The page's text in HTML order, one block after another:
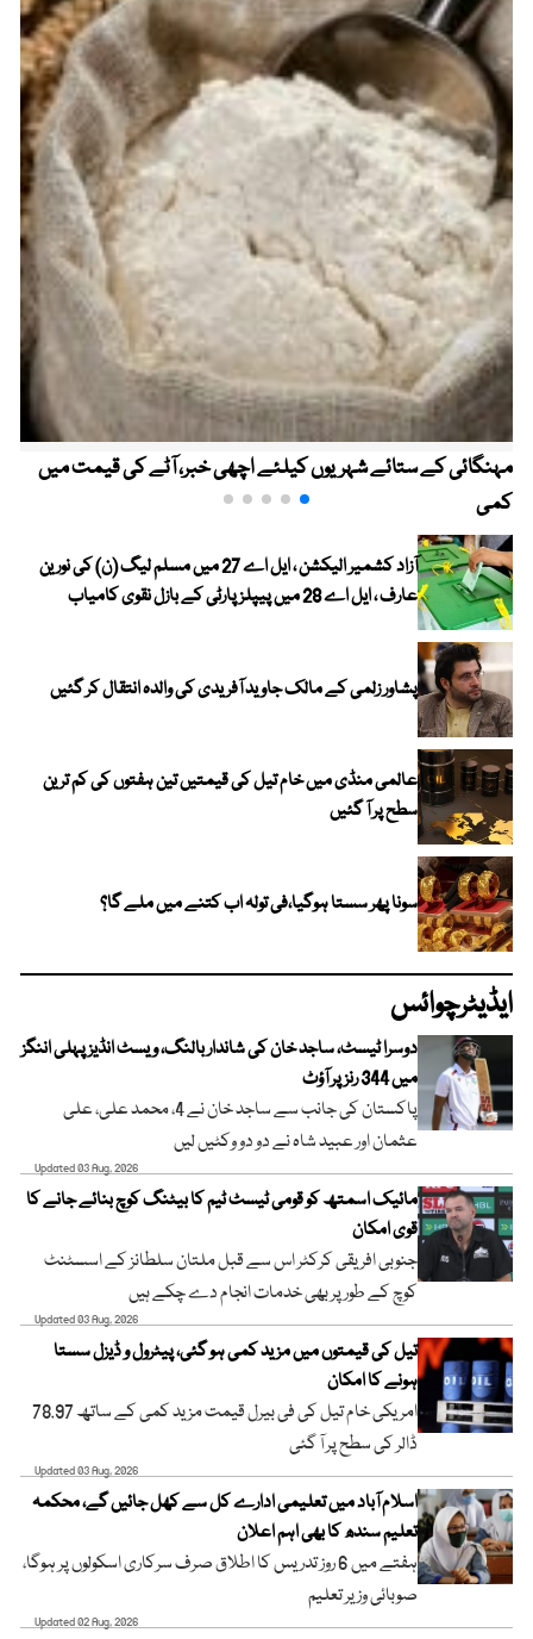
مہنگائی کے ستائے شہریوں کیلئے اچھی خبر، آٹے کی قیمت میں
کمی
آزاد کشمیر الیکشن ، ایل اے 27 میں مسلم لیگ (ن) کی نورین
عارف ، ایل اے 28 میں پیپلز پارٹی کے بازل نقوی کامیاب
پشاور زلمی کے مالک جاوید آفریدی کی والدہ انتقال کر گئیں
عالمی منڈی میں خام تیل کی قیمتیں تین ہفتوں کی کم ترین
سطح پر آ گئیں
سونا پھر سستا ہوگیا،فی تولہ اب کتنے میں ملے گا؟
ایڈیٹرچوائس
دوسرا ٹیسٹ، ساجد خان کی شاندار بالنگ، ویسٹ انڈیز پہلی اننگز
میں 344 رنز پر آؤٹ
پاکستان کی جانب سے ساجد خان نے 4، محمد علی، علی
عثمان اور عبید شاہ نے دو دو وکٹیں لیں
Updated 03 Aug, 2026
مائیک اسمتھ کو قومی ٹیسٹ ٹیم کا بیٹنگ کوچ بنائے جانے کا
قوی امکان
جنوبی افریقی کرکٹر اس سے قبل ملتان سلطانز کے اسسٹنٹ
کوچ کے طور پر بھی خدمات انجام دے چکے ہیں
Updated 03 Aug, 2026
تیل کی قیمتوں میں مزید کمی ہو گئی، پیٹرول و ڈیزل سستا
ہونے کا امکان
امریکی خام تیل کی فی بیرل قیمت مزید کمی کے ساتھ 78.97
ڈالر کی سطح پر آ گئی
Updated 03 Aug, 2026
اسلام آباد میں تعلیمی ادارے کل سے کھل جائیں گے، محکمہ
تعلیم سندھ کا بھی اہم اعلان
ہفتے میں 6 روز تدریس کا اطلاق صرف سرکاری اسکولوں پر ہوگا،
صوبائی وزیر تعلیم
Updated 02 Aug, 2026